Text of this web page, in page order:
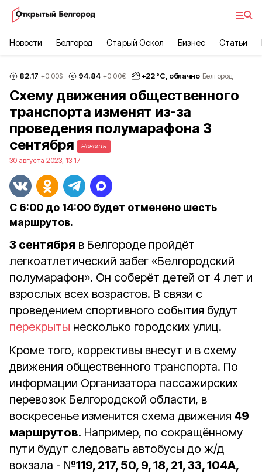
Новости Белгород Старый Оскол Бизнес Статьи
82.17 +0.00$ 94.84 +0.00€ +22°С, облачно Белгород
Схему движения общественного
транспорта изменят из-за
проведения полумарафона 3
сентября
Новость
30 августа 2023, 13:17
С 6:00 до 14:00 будет отменено шесть
маршрутов.
3 сентября в Белгороде пройдёт
легкоатлетический забег «Белгородский
полумарафон». Он соберёт детей от 4 лет и
взрослых всех возрастов. В связи с
проведением спортивного события будут
перекрыты несколько городских улиц.
Кроме того, коррективы внесут и в схему
движения общественного транспорта. По
информации Организатора пассажирских
перевозок Белгородской области, в
воскресенье изменится схема движения 49
маршрутов. Например, по сокращённому
пути будут следовать автобусы до ж/д
вокзала - №119, 217, 50, 9, 18, 21, 33, 104А,